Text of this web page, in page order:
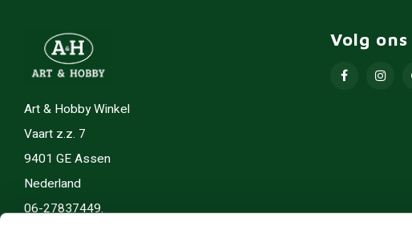
Art & Hobby Winkel
Vaart z.z. 7
9401 GE Assen
Nederland
06-27837449.
Volg ons